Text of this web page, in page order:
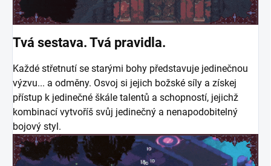
Tvá sestava. Tvá pravidla.
Každé střetnutí se starými bohy představuje jedinečnou
výzvu... a odměny. Osvoj si jejich božské síly a získej
přístup k jedinečné škále talentů a schopností, jejichž
kombinací vytvoříš svůj jedinečný a nenapodobitelný
bojový styl.